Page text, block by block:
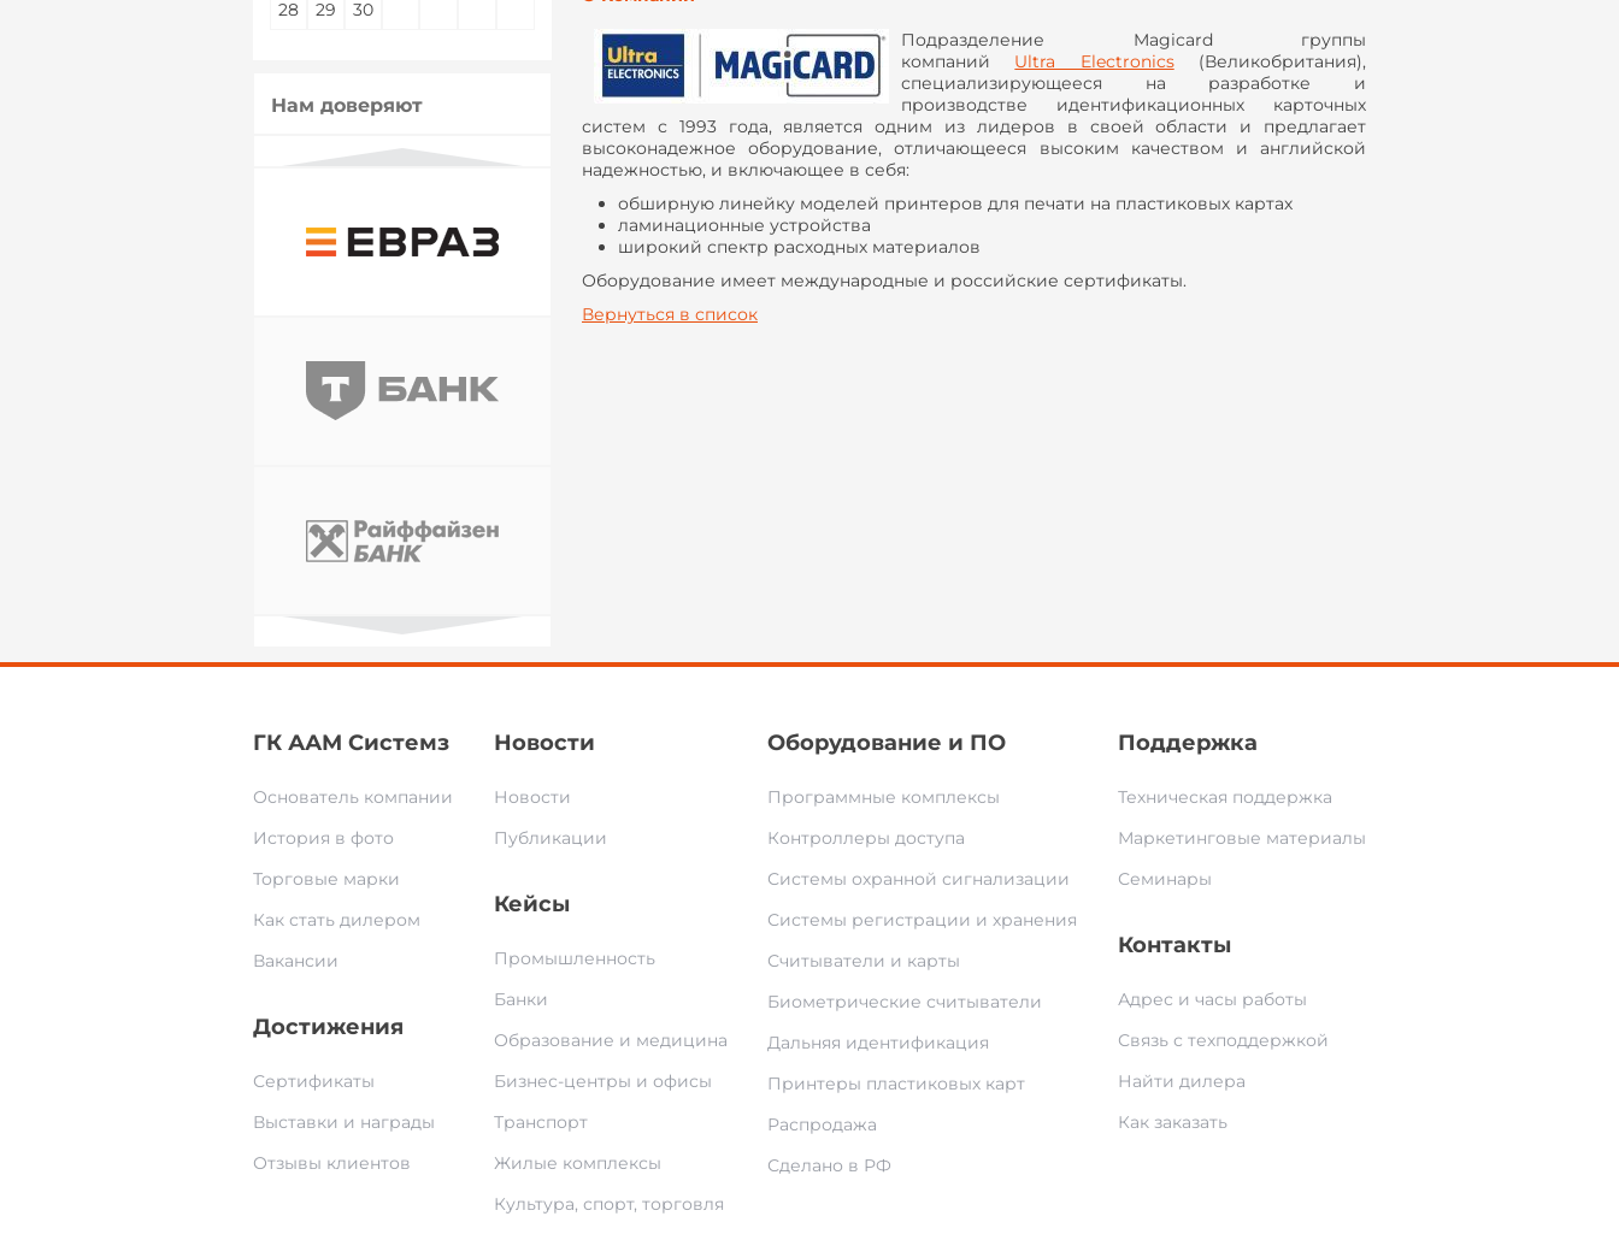
28
29 30
Нам доверяют
Подразделение Magicard группы
компаний Ultra Electronics(Великобритания),
специализирующееся на разработке и
производстве идентификационных карточных
систем с 1993 года, является одним из лидеров в своей области и предлагает
высоконадежное оборудование, отличающееся высоким качеством и английской
надежностью, и включающее в себя:
обширную линейку моделей принтеров для печати на пластиковых картах
ламинационные устройства
широкий спектр расходных материалов
Оборудование имеет международные и российские сертификаты.
Вернуться в список
ГК ААМ Системз
Основатель компании
История в фото
Торговые марки
Как стать дилером
Вакансии
Достижения
Сертификаты
Выставки и награды
Отзывы клиентов
Новости
Новости
Публикации
Кейсы
Промышленность
Банки
Образование и медицина
Бизнес-центры и офисы
Транспорт
Жилые комплексы
Культура, спорт, торговля
Оборудование и ПО
Программные комплексы
Контроллеры доступа
Системы охранной сигнализации
Системы регистрации и хранения
Считыватели и карты
Биометрические считыватели
Дальняя идентификация
Принтеры пластиковых карт
Распродажа
Сделано в РФ
Поддержка
Техническая поддержка
Маркетинговые материалы
Семинары
Контакты
Адрес и часы работы
Связь с техподдержкой
Найти дилера
Как заказать